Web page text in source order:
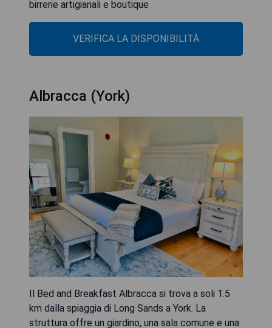
birrerie artigianali e boutique
VERIFICA LA DISPONIBILITÀ
Albracca (York)
Il Bed and Breakfast Albracca si trova a soli 1.5
km dalla spiaggia di Long Sands a York. La
struttura offre un giardino, una sala comune e una